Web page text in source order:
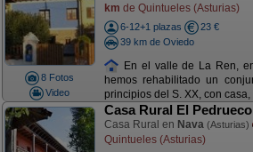
8 Fotos
Video
km de Quintueles (Asturias)
6-12+1 plazas
23 €
39 km de Oviedo
En el valle de La Ren,
hemos rehabilitado un
principios del S. XX, con casa,
Casa Rural El Pedrueco
Casa Rural en Nava (Asturias)
Quintueles (Asturias)